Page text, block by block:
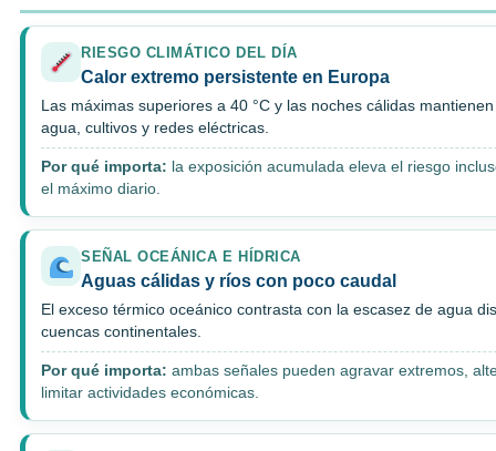
RIESGO CLIMÁTICO DEL DÍA
Calor extremo persistente en Europa
Las máximas superiores a 40 °C y las noches cálidas
agua, cultivos y redes eléctricas.
Por qué importa: la exposición acumulada eleva el riesgo
el máximo diario.
SEÑAL OCEÁNICA E HÍDRICA
Aguas cálidas y ríos con poco caudal
El exceso térmico oceánico contrasta con la escasez de agua
cuencas continentales.
Por qué importa: ambas señales pueden agravar extremos,
limitar actividades económicas.